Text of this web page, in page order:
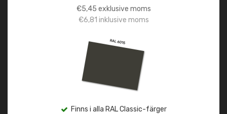
€5,45 exklusive moms
€6,81 inklusive moms
Finns i alla RAL Classic-färger